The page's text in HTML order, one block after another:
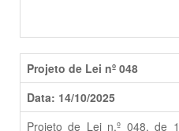
Projeto de Lei nº 048
Data: 14/10/2025
Projeto de Lei n.º 048, de